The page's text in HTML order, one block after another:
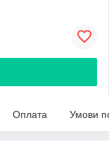
Оплата Умови